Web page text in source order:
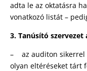
adta le az oktatásra
vonatkozó listát –
3. Tanúsító
– az auditon sikerrel
olyan eltéréseket tárt